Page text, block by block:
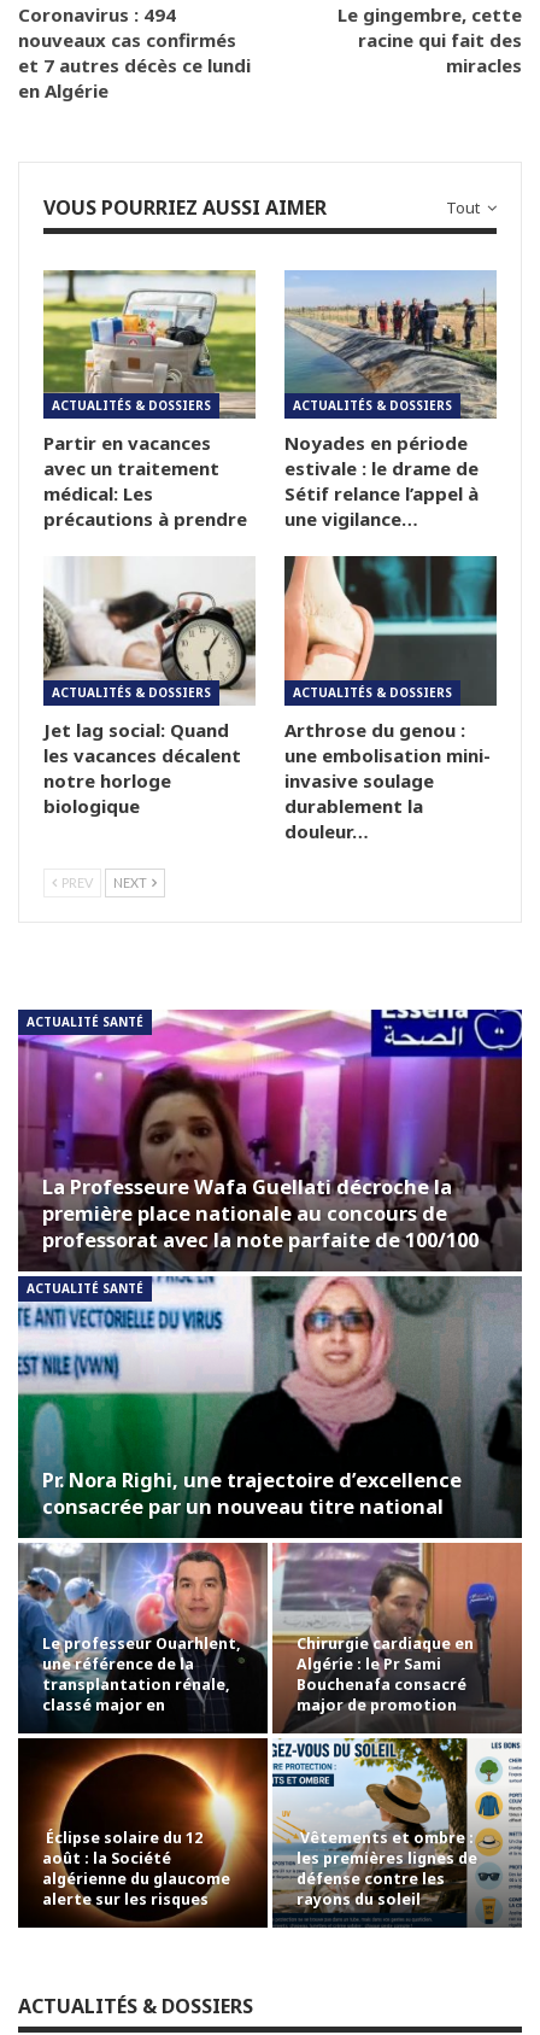
Coronavirus : 494
nouveaux cas confirmés
et 7 autres décès ce lundi
en Algérie
Le gingembre, cette
racine qui fait des
miracles
Tout
VOUS POURRIEZ AUSSI AIMER
ACTUALITÉS & DOSSIERS
Partir en vacances
avec un traitement
médical: Les
précautions à prendre
ACTUALITÉS & DOSSIERS
Noyades en période
estivale : le drame de
Sétif relance l’appel à
une vigilance…
ACTUALITÉS & DOSSIERS
Jet lag social: Quand
les vacances décalent
notre horloge
biologique
ACTUALITÉS & DOSSIERS
Arthrose du genou :
une embolisation mini-
invasive soulage
durablement la
douleur…
PREV NEXT
ACTUALITÉ SANTÉ
La Professeure Wafa Guellati décroche la
première place nationale au concours de
professorat avec la note parfaite de 100/100
ACTUALITÉ SANTÉ
Pr. Nora Righi, une trajectoire d’excellence
consacrée par un nouveau titre national
Le professeur Ouarhlent,
une référence de la
transplantation rénale,
classé major en
chirurgie…
Chirurgie cardiaque en
Algérie : le Pr Sami
Bouchenafa consacré
major de promotion
Éclipse solaire du 12
août : la Société
algérienne du glaucome
alerte sur les risques
pour les yeux
Vêtements et ombre :
les premières lignes de
défense contre les
rayons du soleil
ACTUALITÉS & DOSSIERS